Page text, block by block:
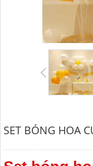
SET BÓNG HOA